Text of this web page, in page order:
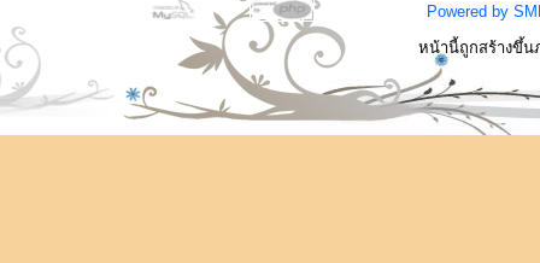
Powered by
หน้านี้ถูกสร้างขึ้น